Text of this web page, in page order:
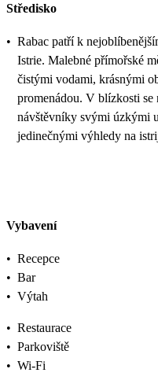
Středisko
• Rabac patří k
Istrie. Malebné přímořské
čistými vodami, krásnými
promenádou. V blízkosti se
návštěvníky svými úzkými
jedinečnými výhledy na
Vybavení
• Recepce
• Bar
• Výtah
• Restaurace
• Parkoviště
• Wi-Fi